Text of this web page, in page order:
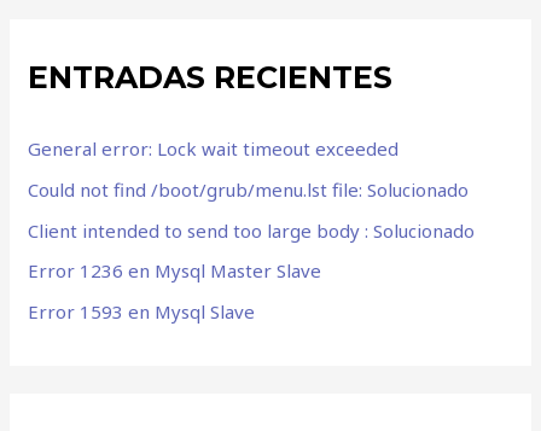
ENTRADAS RECIENTES
General error: Lock wait timeout exceeded
Could not find /boot/grub/menu.lst file: Solucionado
Client intended to send too large body : Solucionado
Error 1236 en Mysql Master Slave
Error 1593 en Mysql Slave